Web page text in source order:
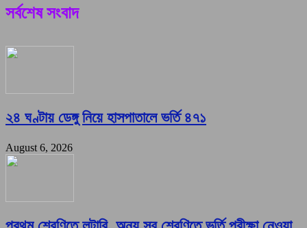
সর্বশেষ সংবাদ
২৪ ঘণ্টায় ডেঙ্গু নিয়ে হাসপাতালে ভর্তি ৪৭১
August 6, 2026